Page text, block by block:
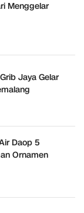
Menggelar
Jaya Gelar
Daop 5
Ornamen